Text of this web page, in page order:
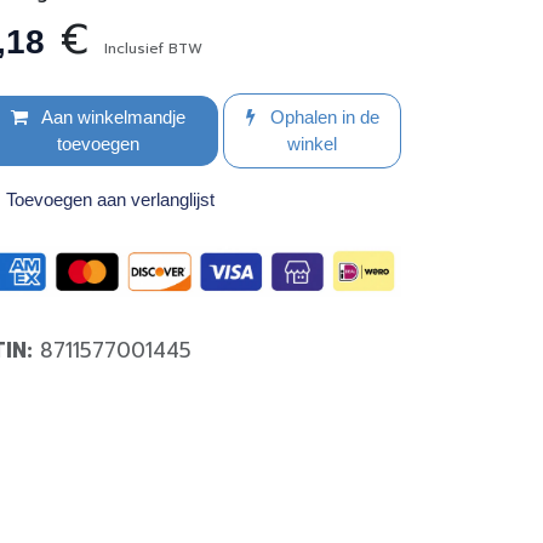
€ Inclusief BTW
Aan winkelmandje
toevoegen
Ophalen in de
winkel
Toevoegen aan verlanglijst
8711577001445